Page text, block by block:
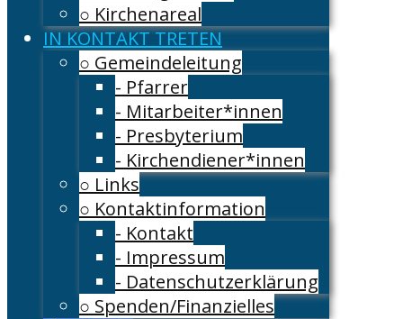
○ Kirchenareal
IN KONTAKT TRETEN
○ Gemeindeleitung
- Pfarrer
- Mitarbeiter*innen
- Presbyterium
- Kirchendiener*innen
○ Links
○ Kontaktinformation
- Kontakt
- Impressum
- Datenschutzerklärung
○ Spenden/Finanzielles